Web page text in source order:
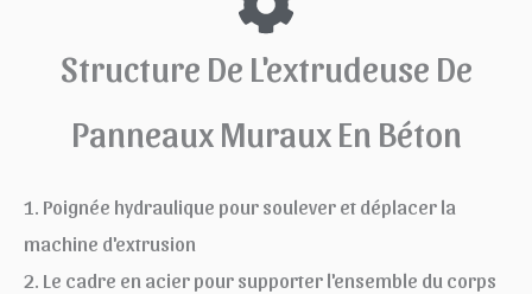
Structure De L'extrudeuse De
Panneaux Muraux En Béton
1. Poignée hydraulique pour soulever et déplacer la
machine d'extrusion
2. Le cadre en acier pour supporter l'ensemble du corps